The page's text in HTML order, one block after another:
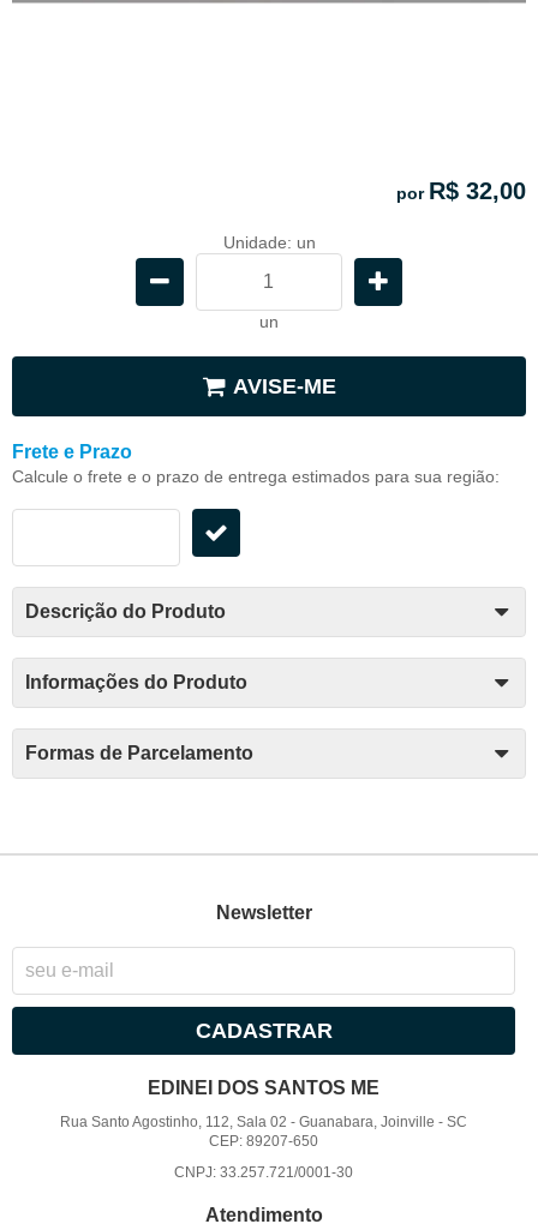
por R$ 32,00
Unidade: un
un
AVISE-ME
Frete e Prazo
Calcule o frete e o prazo de entrega estimados para sua região:
Descrição do Produto
Informações do Produto
Formas de Parcelamento
Newsletter
CADASTRAR
EDINEI DOS SANTOS ME
Rua Santo Agostinho, 112, Sala 02 -Guanabara, Joinville -SC
CEP: 89207-650
CNPJ: 33.257.721/0001-30
Atendimento